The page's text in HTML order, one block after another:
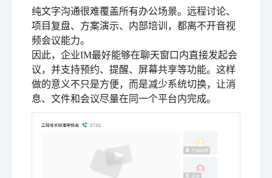
纯文字沟通很难覆盖所有办公场景。远程讨论、
项目复盘、方案演示、内部培训，都离不开音视
频会议能力。
因此，企业IM最好能够在聊天窗口内直接发起会
议，并支持预约、提醒、屏幕共享等功能。这样
做的意义不只是方便，而是减少系统切换，让消
息、文件和会议尽量在同一个平台内完成。